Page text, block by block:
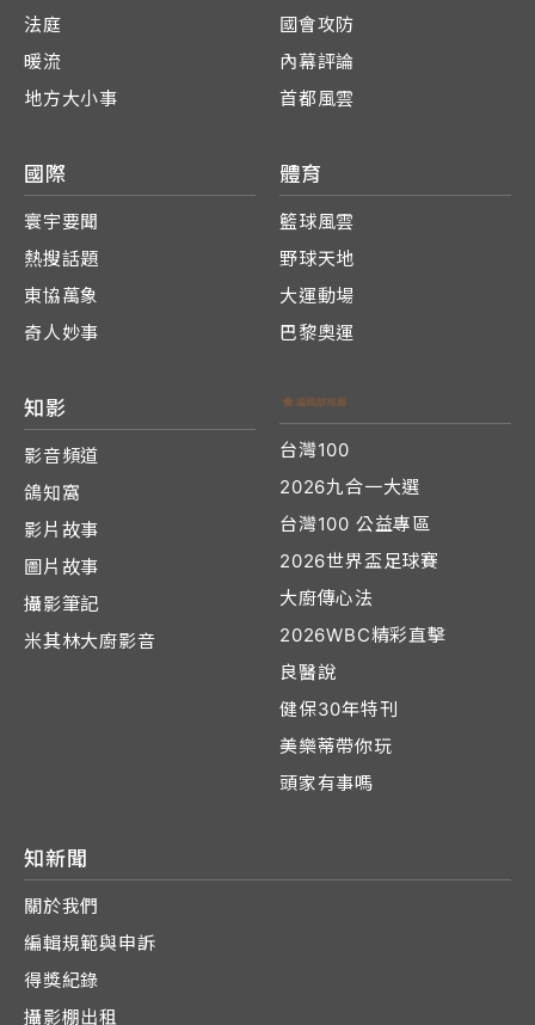
法庭
暖流
地方大小事
國會攻防
內幕評論
首都風雲
國際
寰宇要聞
熱搜話題
東協萬象
奇人妙事
體育
籃球風雲
野球天地
大運動場
巴黎奧運
知影
影音頻道
鴿知窩
影片故事
圖片故事
攝影筆記
米其林大廚影音
台灣100
2026九合一大選
台灣100 公益專區
2026世界盃足球賽
大廚傳心法
2026WBC精彩直擊
良醫說
健保30年特刊
美樂蒂帶你玩
頭家有事嗎
知新聞
關於我們
編輯規範與申訴
得獎紀錄
攝影棚出租